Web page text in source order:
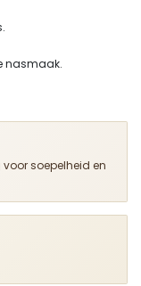
nasmaak.
soepelheid en